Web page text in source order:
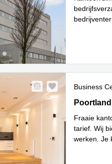
Business
Poortland
Fraaie
tarief. Wij
werken. Je